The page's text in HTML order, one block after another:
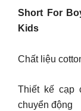
Short For
Kids
Chất liệu
Thiết kế cạp
chuyển động